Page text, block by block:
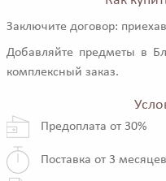
Заключите договор:
Добавляйте предметы в
комплексный заказ.
Предоплата от 30%
Поставка от 3 месяцев